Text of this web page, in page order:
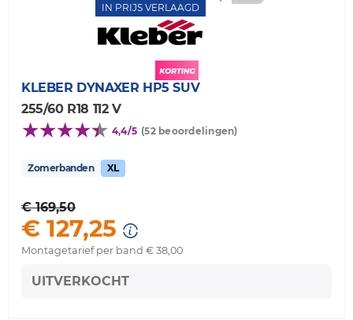
IN PRIJS VERLAAGD
KLEBER DYNAXER HP5 SUV
255/60 R18 112 V
4,4/5 (52 beoordelingen)
Zomerbanden XL
€ 169,50
€ 127,25
Montagetarief per band € 38,00
UITVERKOCHT